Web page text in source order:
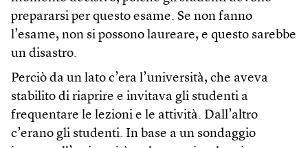
prepararsi per questo esame. Se non fanno
l’esame, non si possono laureare, e questo sarebbe
un disastro.
Perciò da un lato c’era l’università, che aveva
stabilito di riaprire e invitava gli studenti a
frequentare le lezioni e le attività. Dall’altro
c’erano gli studenti. In base a un sondaggio